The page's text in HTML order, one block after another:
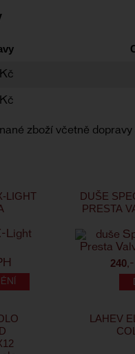
zboží včetně dopravy
LIGHT
DUŠE
PRESTA
240
LAHEV